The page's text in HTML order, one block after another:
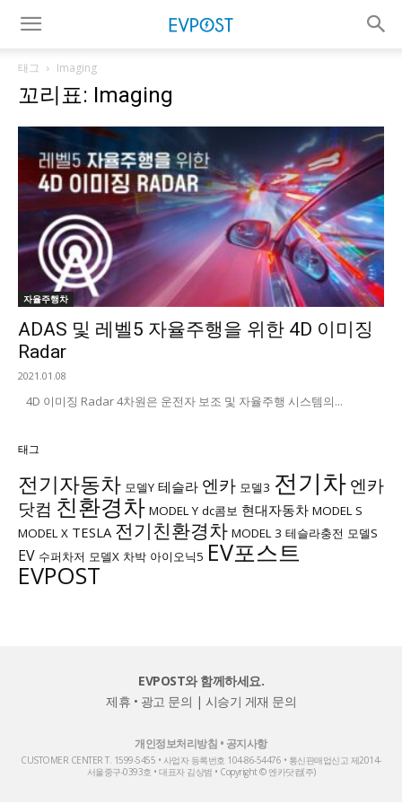
태그 Imaging
꼬리표: Imaging
자율주행차
ADAS 및 레벨5 자율주행을 위한 4D 이미징
Radar
2021.01.08
4D 이미징 Radar 4차원은 운전자 보조 및 자율주행 시스템의...
태그
전기자동차 모델Y 테슬라 엔카 모델3 전기차 엔카
닷컴 친환경차 MODEL Y dc콤보 현대자동차 MODEL S
MODEL X TESLA 전기친환경차 MODEL 3 테슬라충전 모델S
EV 수퍼차저 모델X 차박 아이오닉5 EV포스트
EVPOST
EVPOST와 함께하세요.
제휴 • 광고 문의 | 시승기 게재 문의
개인정보처리방침 • 공지사항
CUSTOMER CENTER T. 1599-5455 • 사업자 등록번호 104-86-54476 • 통신판매업신고 제2014-
서울중구-0393호 • 대표자 김상범 • Copyright © 엔카닷컴(주)